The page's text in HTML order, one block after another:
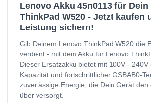
Lenovo Akku 45n0113 für
ThinkPad W520 - Jetzt kaufen
Leistung sichern!
Gib Deinem Lenovo ThinkPad W520 die
verdient - mit dem Akku für Lenovo
Dieser Ersatzakku bietet mit 100V - 240V
Kapazität und fortschrittlicher GSBAB0-
zuverlässige Energie, die Dein Gerät den
über versorgt.